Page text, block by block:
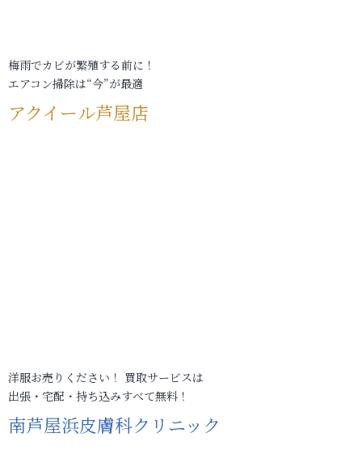
梅雨でカビが繁殖する前に！
エアコン掃除は“今”が最適
アクイール芦屋店
洋服お売りください！ 買取サービスは
出張・宅配・持ち込みすべて無料！
南芦屋浜皮膚科クリニック